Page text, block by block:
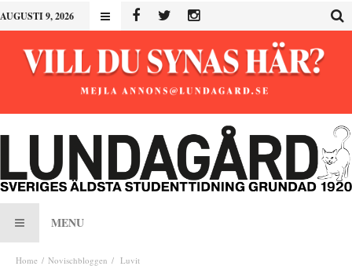
AUGUSTI 9, 2026
MENU
Home Novischbloggen Luvit